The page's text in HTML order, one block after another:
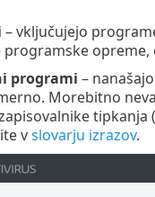
– vključujejo
opreme,
programi –
Morebitno
vslovarju izrazov.